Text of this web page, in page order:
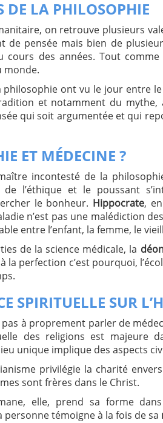
DE LA PHILOSOPHIE
on retrouve plusieurs
de pensée mais bien de
cours des années. Tout
monde.
philosophie ont vu le jour entre le
et notamment du
qui soit argumentée et qui
ET MÉDECINE ?
incontesté de la
de l’éthique et le poussant
le bonheur. Hippocrate,
n’est pas une malédiction des
entre l’enfant, la femme, le
de la science médicale, la
la perfection c’est pourquoi,
SPIRITUELLE SUR
pas à proprement parler de
des religions est majeure
unique implique des aspects
privilégie la charité
sont frères dans le Christ.
elle, prend sa forme
personne témoigne à la fois de sa